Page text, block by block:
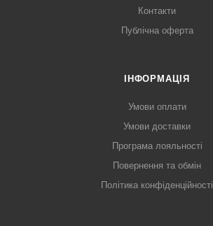
Контакти
Публічна оферта
ІНФОРМАЦІЯ
Умови оплати
Умови доставки
Програма лояльності
Повернення та обмін
Політика конфіденційності